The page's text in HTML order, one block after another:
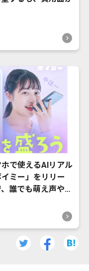
で使えるAIリアル
ミー」をリリー
誰でも萌え声やイ